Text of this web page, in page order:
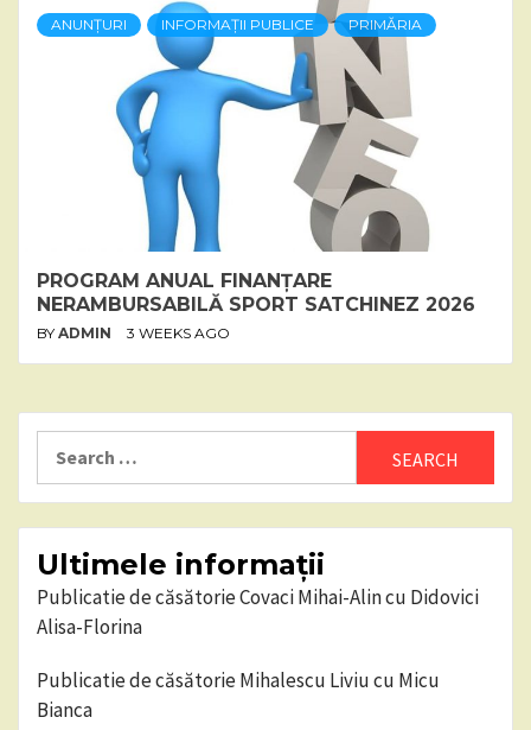
ANUNȚURI INFORMAȚII PUBLICE PRIMĂRIA
PROGRAM ANUAL FINANȚARE
NERAMBURSABILĂ SPORT SATCHINEZ 2026
BY ADMIN 3 WEEKS AGO
for:
Ultimele informații
Publicatie de căsătorie Covaci Mihai-Alin cu Didovici
Alisa-Florina
Publicatie de căsătorie Mihalescu Liviu cu Micu
Bianca